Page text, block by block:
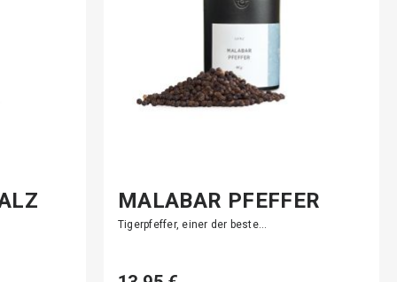
MALABAR PFEFFER
Tigerpfeffer, einer der beste…